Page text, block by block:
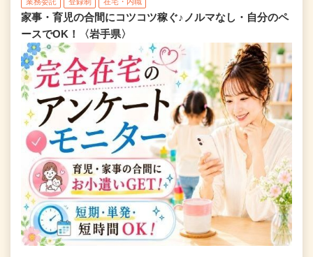
家事・育児の合間にコツコツ稼ぐ♪ノルマなし・自分のペ
ースでOK！〈岩手県〉